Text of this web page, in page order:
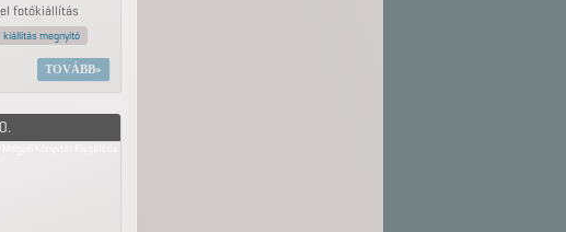
fotókiállítás
kiállítás megnyitó
TOVÁBB